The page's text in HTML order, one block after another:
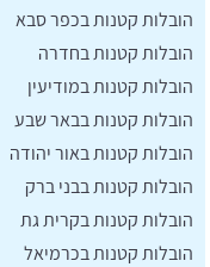
הובלות קטנות בכפר סבא
הובלות קטנות בחדרה
הובלות קטנות במודיעין
הובלות קטנות בבאר שבע
הובלות קטנות באור יהודה
הובלות קטנות בבני ברק
הובלות קטנות בקרית גת
הובלות קטנות בכרמיאל